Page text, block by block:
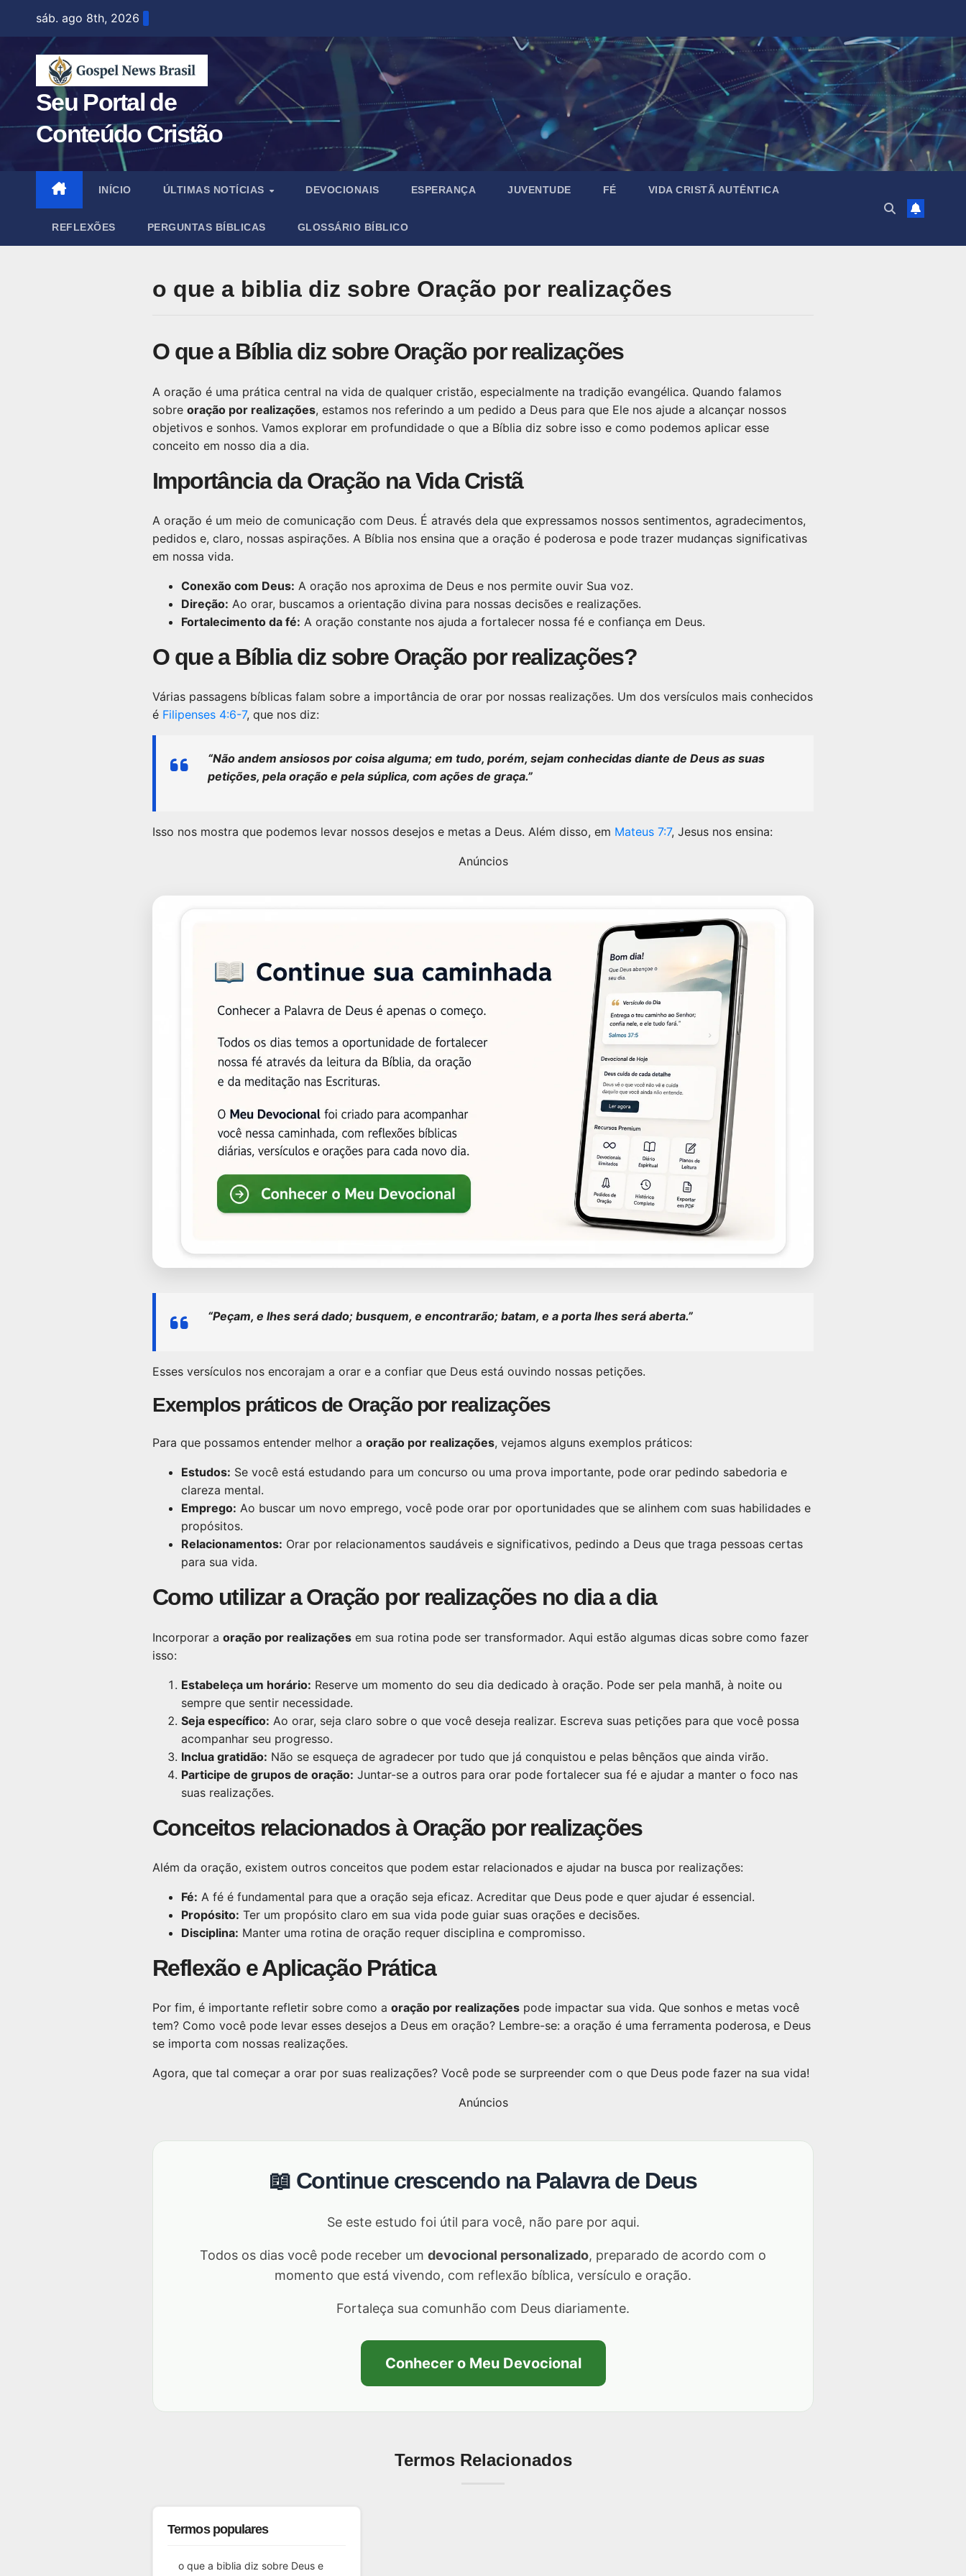
content
sáb. ago 8th, 2026
Seu Portal de
Conteúdo Cristão
INÍCIO ÚLTIMAS NOTÍCIAS DEVOCIONAIS ESPERANÇA JUVENTUDE FÉ VIDA CRISTÃ AUTÊNTICA
REFLEXÕES PERGUNTAS BÍBLICAS GLOSSÁRIO BÍBLICO
o que a biblia diz sobre Oração por realizações
O que a Bíblia diz sobre Oração por realizações
A oração é uma prática central na vida de qualquer cristão, especialmente na tradição evangélica. Quando falamos
sobre oração por realizações, estamos nos referindo a um pedido a Deus para que Ele nos ajude a alcançar nossos
objetivos e sonhos. Vamos explorar em profundidade o que a Bíblia diz sobre isso e como podemos aplicar esse
conceito em nosso dia a dia.
Importância da Oração na Vida Cristã
A oração é um meio de comunicação com Deus. É através dela que expressamos nossos sentimentos, agradecimentos,
pedidos e, claro, nossas aspirações. A Bíblia nos ensina que a oração é poderosa e pode trazer mudanças significativas
em nossa vida.
Conexão com Deus: A oração nos aproxima de Deus e nos permite ouvir Sua voz.
Direção: Ao orar, buscamos a orientação divina para nossas decisões e realizações.
Fortalecimento da fé: A oração constante nos ajuda a fortalecer nossa fé e confiança em Deus.
O que a Bíblia diz sobre Oração por realizações?
Várias passagens bíblicas falam sobre a importância de orar por nossas realizações. Um dos versículos mais conhecidos
é Filipenses 4:6-7, que nos diz:
“Não andem ansiosos por coisa alguma; em tudo, porém, sejam conhecidas diante de Deus as suas
petições, pela oração e pela súplica, com ações de graça.”
Isso nos mostra que podemos levar nossos desejos e metas a Deus. Além disso, em Mateus 7:7, Jesus nos ensina:
Anúncios
“Peçam, e lhes será dado; busquem, e encontrarão; batam, e a porta lhes será aberta.”
Esses versículos nos encorajam a orar e a confiar que Deus está ouvindo nossas petições.
Exemplos práticos de Oração por realizações
Para que possamos entender melhor a oração por realizações, vejamos alguns exemplos práticos:
Estudos: Se você está estudando para um concurso ou uma prova importante, pode orar pedindo sabedoria e
clareza mental.
Emprego: Ao buscar um novo emprego, você pode orar por oportunidades que se alinhem com suas habilidades e
propósitos.
Relacionamentos: Orar por relacionamentos saudáveis e significativos, pedindo a Deus que traga pessoas certas
para sua vida.
Como utilizar a Oração por realizações no dia a dia
Incorporar a oração por realizações em sua rotina pode ser transformador. Aqui estão algumas dicas sobre como fazer
isso:
Estabeleça um horário: Reserve um momento do seu dia dedicado à oração. Pode ser pela manhã, à noite ou
sempre que sentir necessidade.
Seja específico: Ao orar, seja claro sobre o que você deseja realizar. Escreva suas petições para que você possa
acompanhar seu progresso.
Inclua gratidão: Não se esqueça de agradecer por tudo que já conquistou e pelas bênçãos que ainda virão.
Participe de grupos de oração: Juntar-se a outros para orar pode fortalecer sua fé e ajudar a manter o foco nas
suas realizações.
Conceitos relacionados à Oração por realizações
Além da oração, existem outros conceitos que podem estar relacionados e ajudar na busca por realizações:
Fé: A fé é fundamental para que a oração seja eficaz. Acreditar que Deus pode e quer ajudar é essencial.
Propósito: Ter um propósito claro em sua vida pode guiar suas orações e decisões.
Disciplina: Manter uma rotina de oração requer disciplina e compromisso.
Reflexão e Aplicação Prática
Por fim, é importante refletir sobre como a oração por realizações pode impactar sua vida. Que sonhos e metas você
tem? Como você pode levar esses desejos a Deus em oração? Lembre-se: a oração é uma ferramenta poderosa, e Deus
se importa com nossas realizações.
Agora, que tal começar a orar por suas realizações? Você pode se surpreender com o que Deus pode fazer na sua vida!
Anúncios
📖 Continue crescendo na Palavra de Deus
Se este estudo foi útil para você, não pare por aqui.
Todos os dias você pode receber um devocional personalizado, preparado de acordo com o
momento que está vivendo, com reflexão bíblica, versículo e oração.
Fortaleça sua comunhão com Deus diariamente.
Conhecer o Meu Devocional
Termos Relacionados
Termos populares
o que a biblia diz sobre Deus e